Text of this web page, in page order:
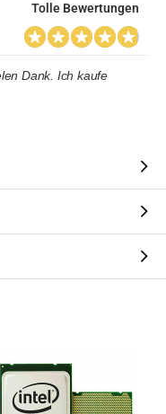
Tolle Bewertungen
Dank. Ich kaufe